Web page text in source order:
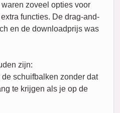
zoveel opties voor
functies. De drag-and-
en de downloadprijs was
zijn:
schuifbalken zonder dat
te krijgen als je op de